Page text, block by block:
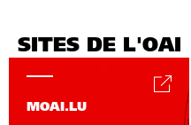
SITES DE L'OAI
MOAI.LU